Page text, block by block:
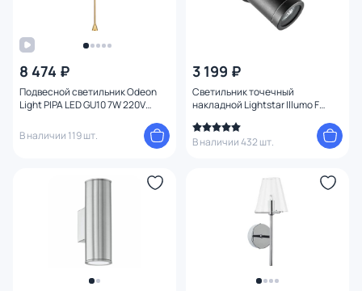
8 474 ₽
Подвесной светильник Odeon
Light PIPA LED GU10 7W 220V
В наличии 119 шт.
3 199 ₽
Светильник точечный
накладной Lightstar Illumo F
В наличии 432 шт.